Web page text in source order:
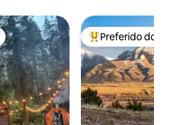
dos hóspedes Entre os
Preferido dos